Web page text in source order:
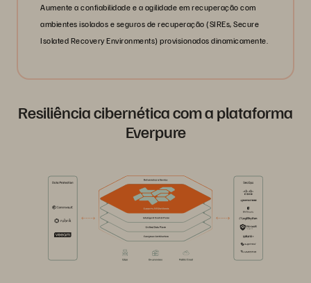
Aumente a confiabilidade e a agilidade em recuperação com
ambientes isolados e seguros de recuperação (SIREs, Secure
Isolated Recovery Environments) provisionados dinamicamente.
Resiliência cibernética com a plataforma
Everpure